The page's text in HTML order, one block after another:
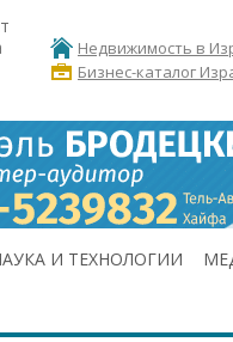
Недвижимость в
Бизнес-каталог
И ТЕХНОЛОГИИ